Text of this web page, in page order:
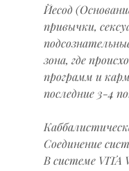
Йесод
привычки,
зона, где
программ и
последние 3-4
Соединение
В системе VITA